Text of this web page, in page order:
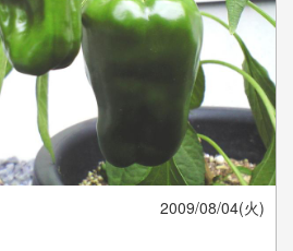
2009/08/04(火)